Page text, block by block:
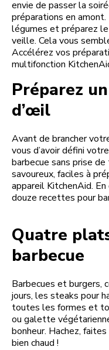
envie de passer la
préparations en
légumes et préparez
veille. Cela vous
Accélérez vos
multifonction
Préparez
d’œil
Avant de brancher
vous d’avoir défini
barbecue sans prise
savoureux, faciles à
appareil KitchenAid. En
douze recettes pour
Quatre
barbecue
Barbecues et burgers,
jours, les steaks pour
toutes les formes et
ou galette
bonheur. Hachez,
bien chaud !